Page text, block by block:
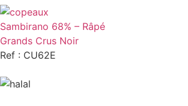
Sambirano 68% – Râpé
Grands Crus Noir
Ref : CU62E